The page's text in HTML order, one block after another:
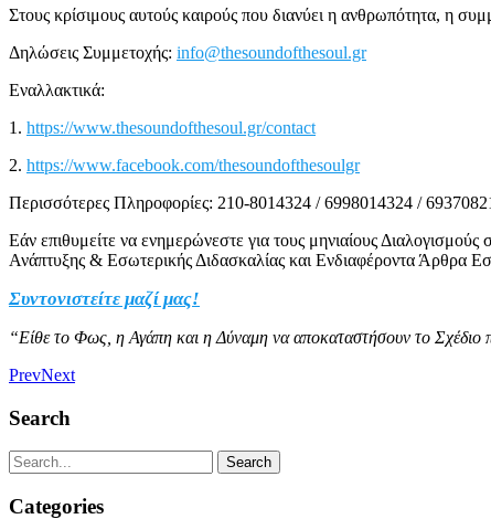
Στους κρίσιμους αυτούς καιρούς που διανύει η ανθρωπότητα, η
Δηλώσεις Συμμετοχής: info@thesoundofthesoul.gr
Εναλλακτικά:
1. https://www.thesoundofthesoul.gr/contact
2. https://www.facebook.com/thesoundofthesoulgr
Περισσότερες Πληροφορίες: 210-8014324 / 6998014324 /
Εάν επιθυμείτε να ενημερώνεστε για τους μηνιαίους
Ανάπτυξης & Εσωτερικής Διδασκαλίας και Ενδιαφέροντα Άρθρα
Συντονιστείτε μαζί μας!
“Είθε το Φως, η Αγάπη και η Δύναμη να αποκαταστήσουν το
PrevNext
Search
Categories